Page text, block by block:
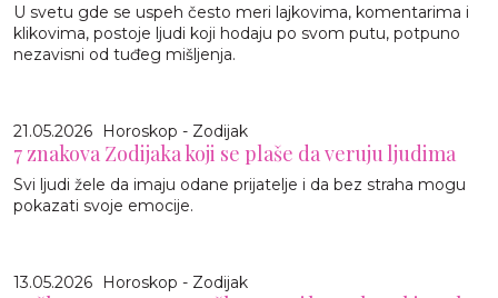
U svetu gde se uspeh često meri lajkovima, komentarima i
klikovima, postoje ljudi koji hodaju po svom putu, potpuno
nezavisni od tuđeg mišljenja.
21.05.2026 Horoskop - Zodijak
7 znakova Zodijaka koji se plaše da veruju ljudima
Svi ljudi žele da imaju odane prijatelje i da bez straha mogu
pokazati svoje emocije.
13.05.2026 Horoskop - Zodijak